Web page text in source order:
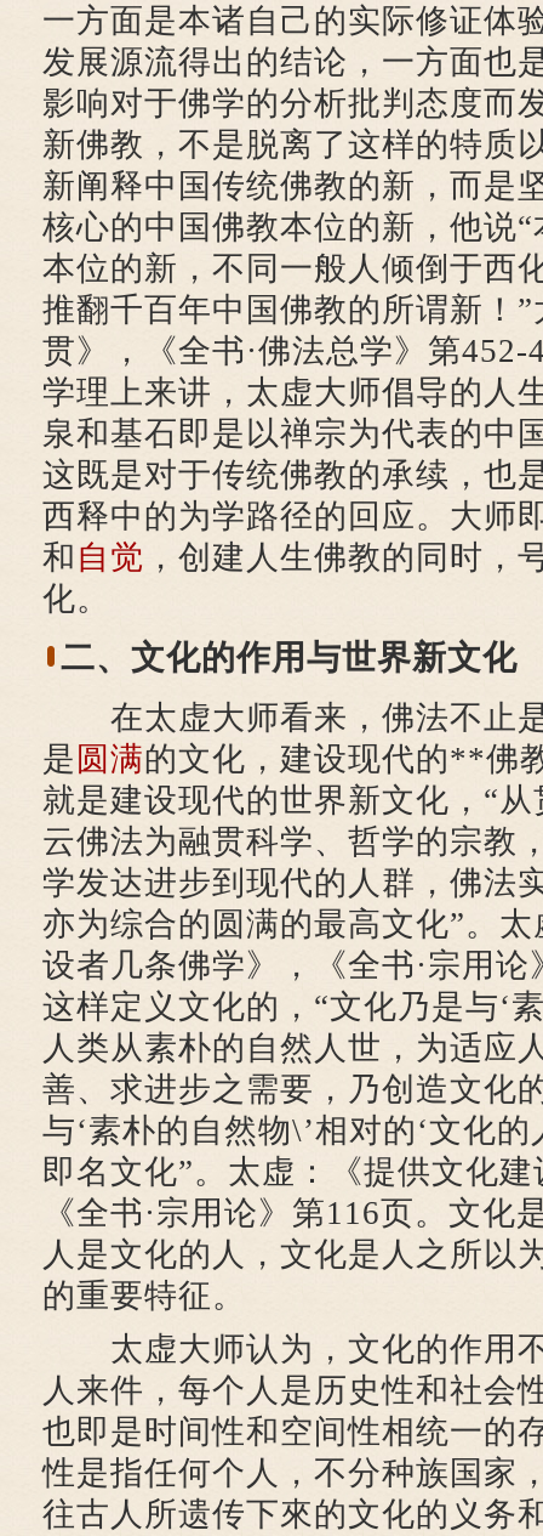
一方面是本诸自己的实际修证体
发展源流得出的结论，一方面也
影响对于佛学的分析批判态度而
新佛教，不是脱离了这样的特质
新阐释中国传统佛教的新，而是
核心的中国佛教本位的新，他说
本位的新，不同一般人倾倒于西
推翻千百年中国佛教的所谓新！
贯》，《全书·佛法总学》第452-
学理上来讲，太虚大师倡导的人
泉和基石即是以禅宗为代表的中
这既是对于传统佛教的承续，也
西释中的为学路径的回应。大师
和 自觉 ，创建人生佛教的同时，
化。
二、文化的作用与世界新文化
在太虚大师看来，佛法不止
是 圆满的文化，建设现代的**佛
就是建设现代的世界新文化，“
云佛法为融贯科学、哲学的宗教
学发达进步到现代的人群，佛法
亦为综合的圆满的最高文化”。
设者几条佛学》，《全书·宗用
这样定义文化的，“文化乃是与‘
人类从素朴的自然人世，为适应
善、求进步之需要，乃创造文化
与‘素朴的自然物\’相对的‘文化
即名文化”。太虚：《提供文化
《全书·宗用论》第116页。文化
人是文化的人，文化是人之所以
的重要特征。
太虚大师认为，文化的作用
人来件，每个人是历史性和社会
也即是时间性和空间性相统一的
性是指任何个人，不分种族国家
往古人所遗传下來的文化的义务